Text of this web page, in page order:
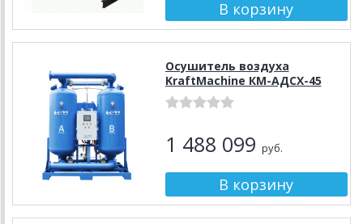
Осушитель воздуха
KraftMachine КМ-АДСХ-45
1 488 099 руб.